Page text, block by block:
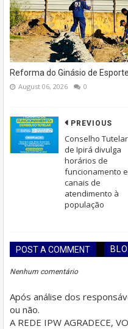
Reforma do Ginásio de
August 06, 2026 0
PREVIOUS
Conselho Tutelar
de Ipirá divulga
horários de
funcionamento e
canais de
atendimento à
população
POST A COMMENT
Nenhum comentário
Após análise dos
ou não.
A REDE IPW AGRADECE,